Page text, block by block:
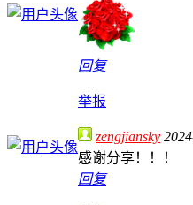
回复
举报
zengjiansky
感谢分享！！！
回复